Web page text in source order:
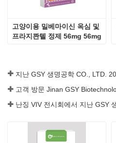
고양이용 밀베마이신 옥심 및
프라지콴텔 정제 56mg 56mg